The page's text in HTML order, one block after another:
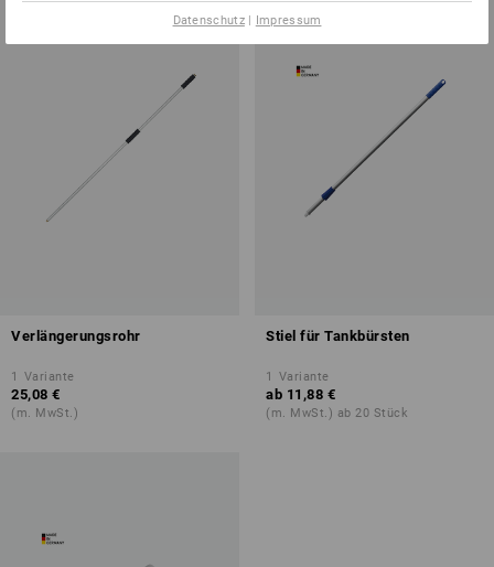
Verlängerungsrohr
1 Variante
25,08 €
(m. MwSt.)
Stiel für Tankbürsten
1 Variante
ab 11,88 €
(m. MwSt.) ab 20 Stück
Datenschutz| Impressum